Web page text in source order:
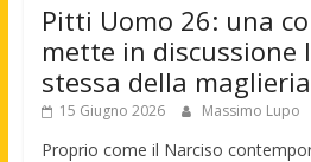
Pitti Uomo 26: una
mette in discussione
stessa della maglieria
15 Giugno 2026 Massimo Lupo
Proprio come il Narciso